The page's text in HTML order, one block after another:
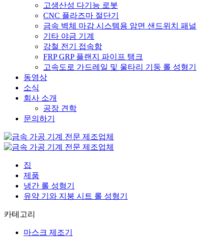
고생산성 다기능 로봇
CNC 플라즈마 절단기
금속 벽체 마감 시스템용 암면 샌드위치 패널
기타 야금 기계
강철 전기 접속함
FRP GRP 플랜지 파이프 탱크
고속도로 가드레일 및 울타리 기둥 롤 성형기
동영상
소식
회사 소개
공장 견학
문의하기
집
제품
냉간 롤 성형기
유약 기와 지붕 시트 롤 성형기
카테고리
마스크 제조기